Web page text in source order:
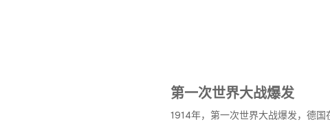
第一次世界大战爆发
1914年，第一次世界大战爆发，德国